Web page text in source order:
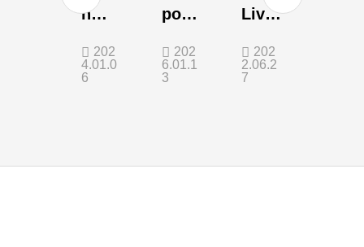
n
Test
Pass
202
4.01.0
6
pove
r
Nigh
202
6.01.1
3
Livin
g
Thin
202
2.06.2
7